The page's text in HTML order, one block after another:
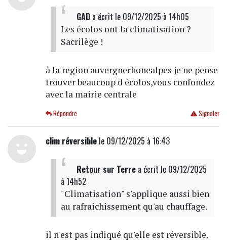
GADa écrit le 09/12/2025 à 14h05
Les écolos ont la climatisation ?
Sacrilège !
à la region auvergnerhonealpes je ne pense
trouver beaucoup d écolos,vous confondez
avec la mairie centrale
Signaler
Répondre
clim réversiblele 09/12/2025 à 16:43
Retour sur Terrea écrit le 09/12/2025
à 14h52
"Climatisation" s'applique aussi bien
au rafraichissement qu'au chauffage.
il n'est pas indiqué qu'elle est réversible.